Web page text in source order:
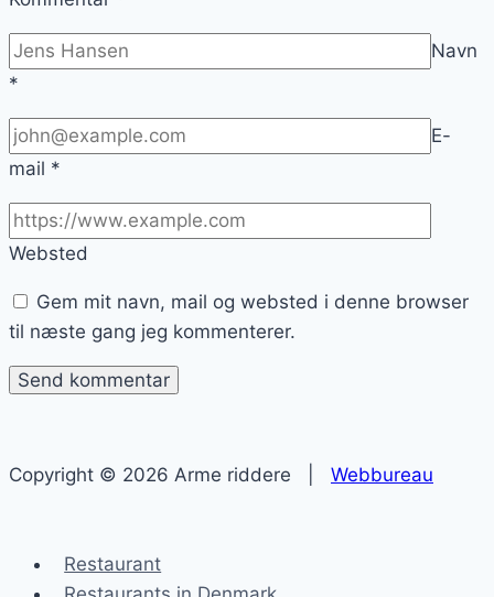
Navn
*
E-
mail *
Websted
Gem mit navn, mail og websted i denne browser
til næste gang jeg kommenterer.
Copyright © 2026 Arme riddere | Webbureau
Restaurant